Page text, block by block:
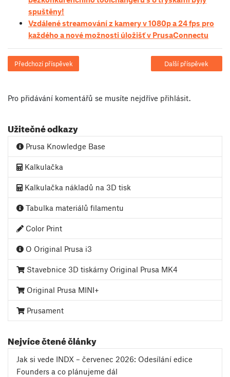
spuštěny!
Vzdálené streamování z kamery v 1080p a 24 fps pro
každého a nové možnosti úložišť v PrusaConnectu
Předchozí příspěvek Další příspěvek
Pro přidávání komentářů se musíte nejdříve přihlásit.
Užitečné odkazy
Prusa Knowledge Base
Kalkulačka
Kalkulačka nákladů na 3D tisk
Tabulka materiálů filamentu
Color Print
O Original Prusa i3
Stavebnice 3D tiskárny Original Prusa MK4
Original Prusa MINI+
Prusament
Nejvíce čtené články
Jak si vede INDX – červenec 2026: Odesílání edice
Founders a co plánujeme dál